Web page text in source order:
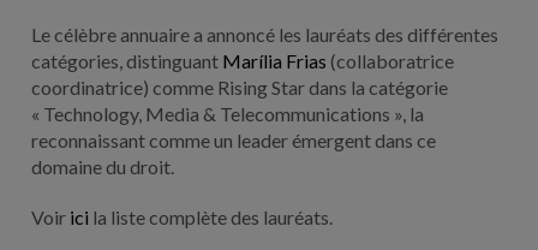
Le célèbre annuaire a annoncé les lauréats des différentes
catégories, distinguant Marília Frias (collaboratrice
coordinatrice) comme Rising Star dans la catégorie
« Technology, Media & Telecommunications », la
reconnaissant comme un leader émergent dans ce
domaine du droit.
Voir ici la liste complète des lauréats.